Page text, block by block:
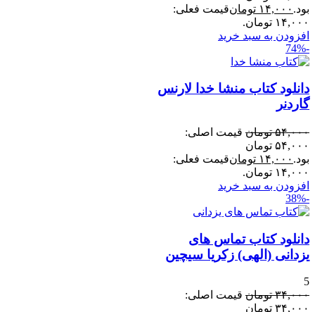
بود. ۱۴,۰۰۰ تومانقیمت فعلی:
۱۴,۰۰۰ تومان.
افزودن به سبد خرید
-74%
دانلود کتاب منشا خدا لارنس
گاردنر
۵۴,۰۰۰ تومان قیمت اصلی:
۵۴,۰۰۰ تومان
بود. ۱۴,۰۰۰ تومانقیمت فعلی:
۱۴,۰۰۰ تومان.
افزودن به سبد خرید
-38%
دانلود کتاب تماس های
یزدانی (الهی) زکریا سیچین
5
۳۴,۰۰۰ تومان قیمت اصلی:
۳۴,۰۰۰ تومان